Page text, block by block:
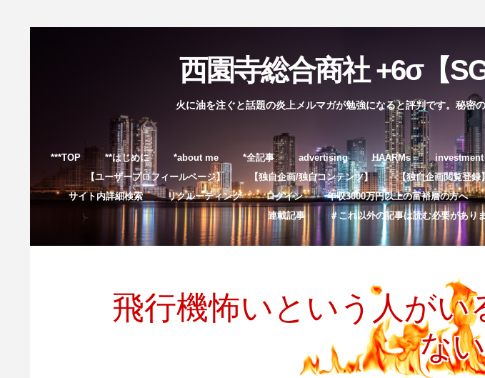
西園寺総合商社 +6σ【
火に油を注ぐと話題の炎上メルマガが勉強になると評判です。秘密
***TOP **はじめに *about me *全記事 advertising HAARMs investment
【ユーザープロフィールページ】
【独自企画/独自コンテンツ】 【独自企画閲覧登録
サイト内詳細検索
リクルーティング ログイン 年収3000万円以上の富裕層の方へ
連載記事
＃これ以外の記事は読む必要があり
飛行機怖いという人が
な